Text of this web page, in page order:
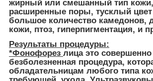
жирный или смешанный тип кожи,
расширенные поры, тусклый
большое количество камедонов,
кожи, птоз, гиперпигментация, и
Результаты процедуры:
*Фонофорез лица это
безболезненная процедура,
обладательницам любого типа